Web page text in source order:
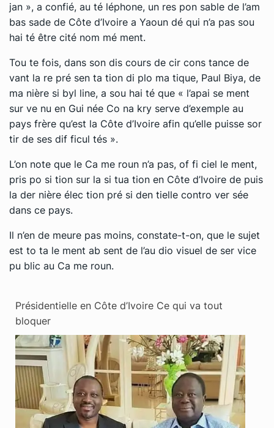
jan », a confié, au té lé­phone, un res pon sable de l’am
bas sade de Côte d’Ivoire a Yaoun dé qui n’a pas sou
hai té être cité nom mé ment.
Tou te fois, dans son dis cours de cir cons tance de
vant la re pré sen ta tion di plo ma tique, Paul Biya, de
ma nière si byl line, a sou hai té que « l’apai se ment
sur ve nu en Gui née Co na kry serve d’exemple au
pays frère qu’est la Côte d’Ivoire afin qu’elle puisse sor
tir de ses dif fi­cul tés ».
L’on note que le Ca me roun n’a pas, of fi ciel le ment,
pris po si tion sur la si tua tion en Côte d’Ivoire de puis
la der nière élec tion pré si den tielle contro ver sée
dans ce pays.
Il n’en de meure pas moins, constate-​t-​on, que le sujet
est to ta le ment ab sent de l’au dio vi­suel de ser vice
pu blic au Ca me roun.
Présidentielle en Côte d’Ivoire Ce qui va tout
bloquer